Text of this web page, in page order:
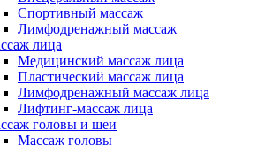
Спортивный массаж
Лимфодренажный массаж
лица
Медицинский массаж лица
Пластический массаж лица
Лимфодренажный массаж лица
Лифтинг-массаж лица
головы и шеи
Массаж головы